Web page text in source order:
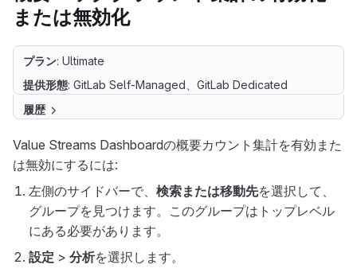
または無効化
プラン: Ultimate
提供形態: GitLab Self-Managed、GitLab Dedicated
履歴
Value Streams Dashboardの概要カウント集計を有効また
は無効にするには:
左側のサイドバーで、 検索または移動先を選択して、
グループを見つけます。このグループはトップレベル
にある必要があります。
設定 > 分析を選択します。